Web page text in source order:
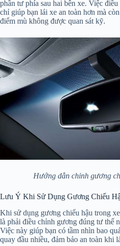
phần tư phía sau hai bên xe. Việc
chỉ giúp bạn lái xe an toàn hơn mà
điểm mù không được quan sát kỹ.
Hướng dẫn chỉnh gương
Lưu Ý Khi Sử Dụng Gương Chiếu
Khi sử dụng gương chiếu hậu trong
là phải điều chỉnh gương đúng tư thế
Việc này giúp bạn có tầm nhìn bao
quay đầu nhiều, đảm bảo an toàn khi